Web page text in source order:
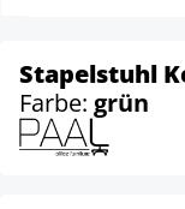
Stapelstuhl
Farbe: grün